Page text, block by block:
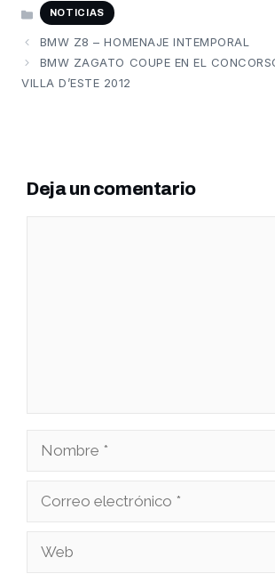
CATEGORÍAS
NOTICIAS
BMW Z8 – HOMENAJE INTEMPORAL
BMW ZAGATO COUPE EN EL
VILLA D’ESTE 2012
Deja un comentario
Nombre
Correo
Web